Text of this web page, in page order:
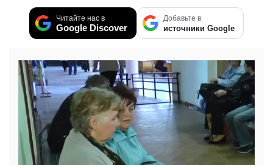
Читайте нас в
Google Discover
Добавьте в
источники Google